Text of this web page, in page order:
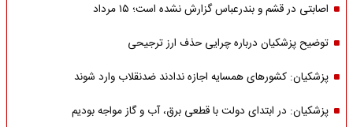
اصابتی در قشم و بندرعباس گزارش نشده است؛ ۱۵ مرداد
توضیح پزشکیان درباره چرایی حذف ارز ترجیحی
پزشکیان: کشورهای همسایه اجازه ندادند ضدنقلاب وارد شوند
پزشکیان: در ابتدای دولت با قطعی برق، آب و گاز مواجه بودیم